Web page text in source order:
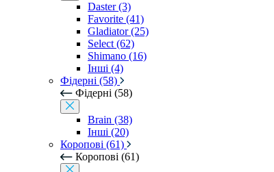
Daster (3)
Favorite (41)
Gladiator (25)
Select (62)
Shimano (16)
Інші (4)
Фідерні (58)
Фідерні (58)
Brain (38)
Інші (20)
Коропові (61)
Коропові (61)